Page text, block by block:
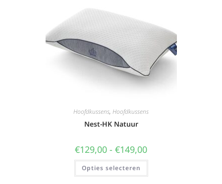
Hoofdkussens, Hoofdkussens
Nest-HK Natuur
€129,00 - €149,00
Opties selecteren